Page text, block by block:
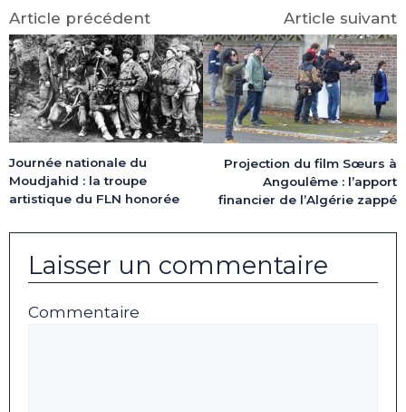
Article précédent
Journée nationale du
Moudjahid : la troupe
artistique du FLN honorée
Article suivant
Projection du film Sœurs à
Angoulême : l’apport
financier de l’Algérie zappé
Laisser un commentaire
Commentaire